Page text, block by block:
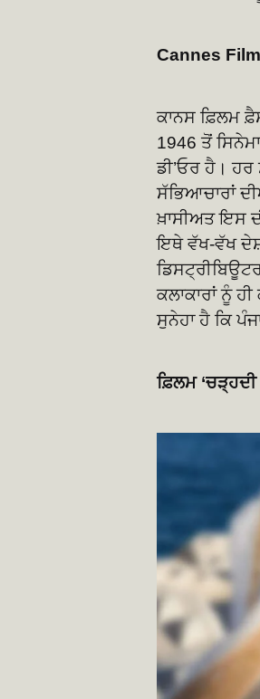
Cannes
ਕਾਨਸ ਫ਼ਿਲਮ
1946 ਤੋਂ
ਡੀ’ਓਰ ਹੈ।
ਸੱਭਿਆਚਾਰਾਂ
ਖ਼ਾਸੀਅਤ ਇਸ
ਇਥੇ ਵੱਖ-ਵੱਖ
ਕਲਾਕਾਰਾਂ ਨੂੰ
ਸੁਨੇਹਾ ਹੈ ਕਿ
ਫ਼ਿਲਮ ‘ਚੜ੍ਹਦੀ